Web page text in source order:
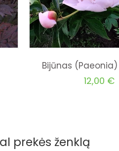
Bijūnas (Paeonia)
12,00 €
prekės ženklą